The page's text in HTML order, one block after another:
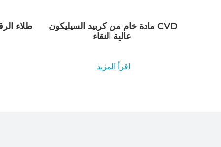
كربيد التنتالوم TaC CVD طلاء الرقاقة
مادة خام من كربيد السيليكون CVD
اقرأ المزيد